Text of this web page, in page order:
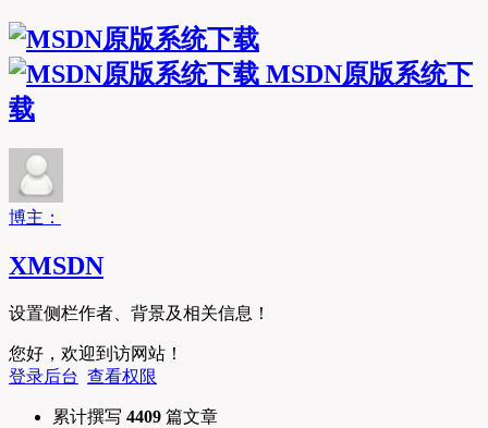
MSDN原版系统下
载
博主：
XMSDN
设置侧栏作者、背景及相关信息！
您好，欢迎到访网站！
登录后台 查看权限
累计撰写 4409 篇文章